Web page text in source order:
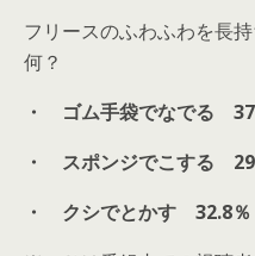
フリースのふわふわを長
何？
・ ゴム手袋でなでる
・ スポンジでこする
・ クシでとかす 32.8％